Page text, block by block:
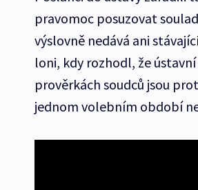
pravomoc posuzovat
výslovně nedává ani
loni, kdy rozhodl, že
prověrkách soudců jsou
jednom volebním období